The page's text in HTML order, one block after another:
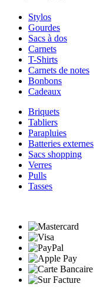
Stylos
Gourdes
Sacs à dos
Carnets
T-Shirts
Carnets de notes
Bonbons
Cadeaux
Briquets
Tabliers
Parapluies
Batteries externes
Sacs shopping
Verres
Pulls
Tasses